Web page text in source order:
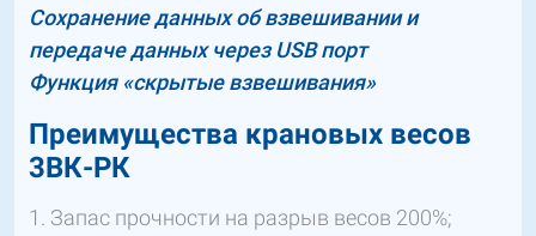
Сохранение данных об взвешивании и
передаче данных через USB порт
Функция «скрытые взвешивания»
Преимущества крановых весов
3ВК-РК
Запас прочности на разрыв весов 200%;